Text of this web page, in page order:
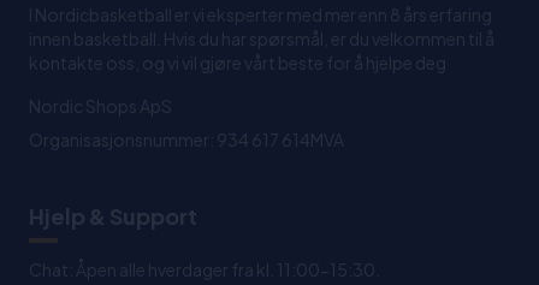
I Nordicbasketball er vi eksperter med mer enn 8 års erfaring
innen basketball. Hvis du har spørsmål, er du velkommen til å
kontakte oss, og vi vil gjøre vårt beste for å hjelpe deg
Nordic Shops ApS
Organisasjonsnummer: 934 617 614MVA
Hjelp & Support
Chat: Åpen alle hverdager fra kl. 11:00-15:30.